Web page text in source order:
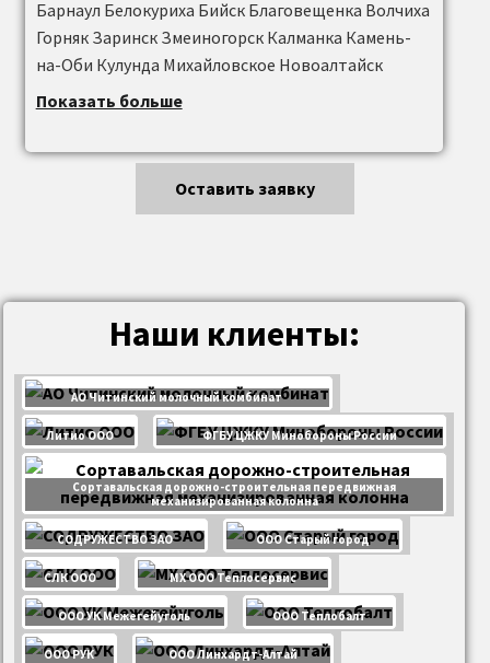
Показать больше
Оставить заявку
Наши клиенты:
АО Читинский молочный комбинат
Литио ООО ФГБУ ЦЖКУ Минобороны России
Сортавальская дорожно-строительная передвижная
механизированная колонна
СОДРУЖЕСТВО ЗАО ООО Старый город
СЛК ООО МХ ООО Теплосервис
ООО УК Межегейуголь ООО Теплобалт
ООО РУК ООО Линхардт-Алтай